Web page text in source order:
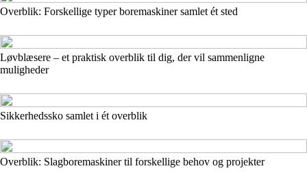
Overblik: Forskellige typer boremaskiner samlet ét sted
Løvblæsere – et praktisk overblik til dig, der vil sammenligne
muligheder
Sikkerhedssko samlet i ét overblik
Overblik: Slagboremaskiner til forskellige behov og projekter